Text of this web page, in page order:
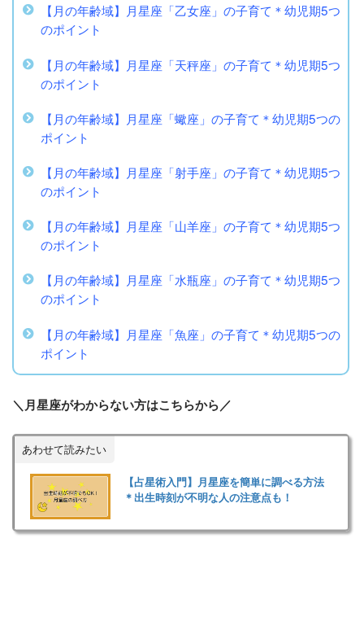
【月の年齢域】月星座「乙女座」の子育て＊幼児期5つ
のポイント
【月の年齢域】月星座「天秤座」の子育て＊幼児期5つ
のポイント
【月の年齢域】月星座「蠍座」の子育て＊幼児期5つの
ポイント
【月の年齢域】月星座「射手座」の子育て＊幼児期5つ
のポイント
【月の年齢域】月星座「山羊座」の子育て＊幼児期5つ
のポイント
【月の年齢域】月星座「水瓶座」の子育て＊幼児期5つ
のポイント
【月の年齢域】月星座「魚座」の子育て＊幼児期5つの
ポイント
＼月星座がわからない方はこちらから／
あわせて読みたい
【占星術入門】月星座を簡単に調べる方法
＊出生時刻が不明な人の注意点も！